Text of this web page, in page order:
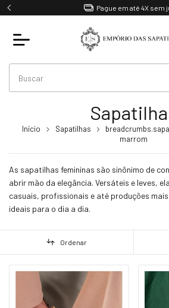
Pague em até 4X sem
Início Sapatilhas
marrom
As sapatilhas femininas são sinônimo de
abrir mão da elegância. Versáteis e leves,
casuais, profissionais e até produções
ideais para o dia a dia.
Ordenar